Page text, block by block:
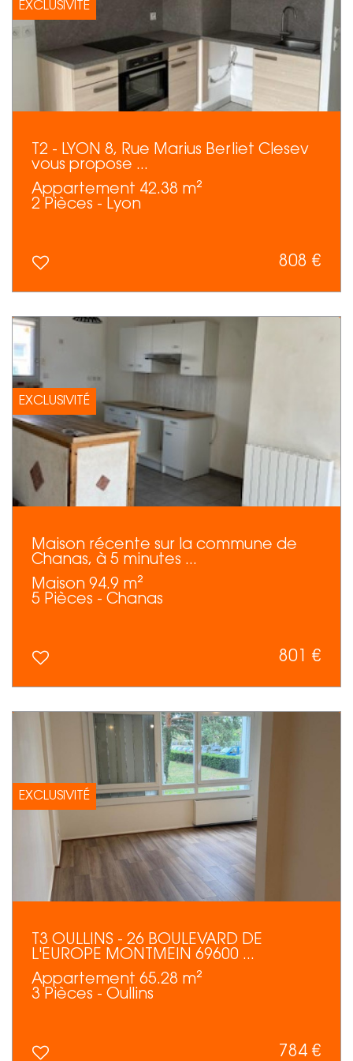
EXCLUSIVITÉ
T2 - LYON 8, Rue Marius Berliet Clesev
vous propose ...
Appartement 42.38 m²
2 Pièces - Lyon
808 €
EXCLUSIVITÉ
Maison récente sur la commune de
Chanas, à 5 minutes ...
Maison 94.9 m²
5 Pièces - Chanas
801 €
EXCLUSIVITÉ
T3 OULLINS - 26 BOULEVARD DE
L'EUROPE MONTMEIN 69600 ...
Appartement 65.28 m²
3 Pièces - Oullins
784 €